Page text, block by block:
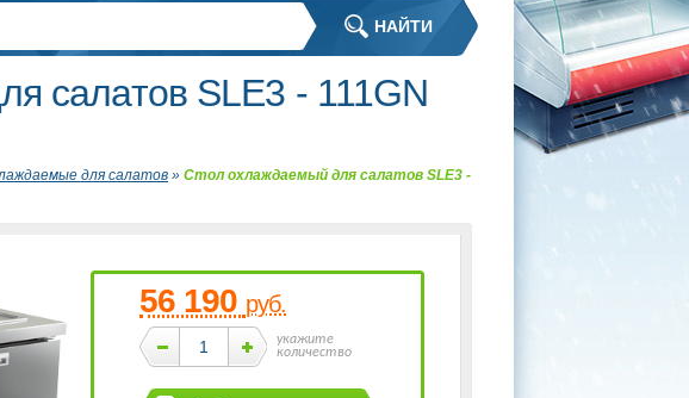
салатов SLE3 - 111GN
для салатов » Стол охлаждаемый для салатов SLE3 -
56 190 руб.
укажите
количество